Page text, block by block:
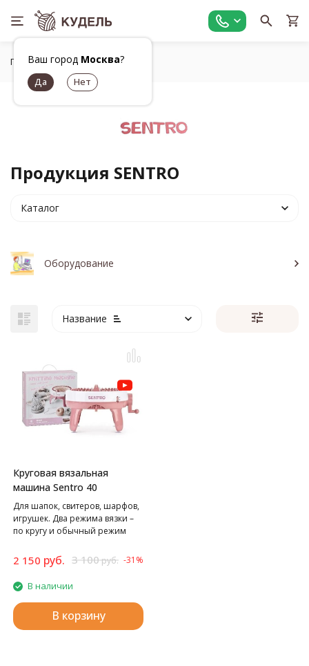
Ваш город Москва?
Главная Бренды SENTRO
Продукция SENTRO
Каталог
Оборудование
Название
Круговая вязальная
машина Sentro 40
Для шапок, свитеров, шарфов,
игрушек. Два режима вязки –
по кругу и обычный режим
2 150 руб. 3 100руб. -31%
В наличии
В корзину